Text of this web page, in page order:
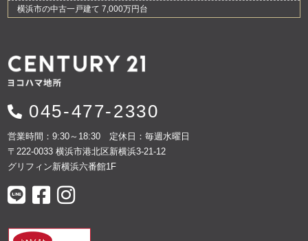
横浜市の中古一戸建て 7,000万円台
045-477-2330
営業時間：9:30～18:30 定休日：毎週水曜日
〒222-0033 横浜市港北区新横浜3-21-12
グリフィン新横浜六番館1F